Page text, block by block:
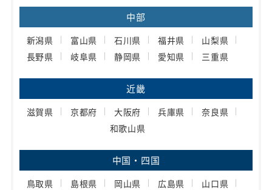
中部
新潟県 富山県 石川県 福井県
山梨県
長野県
岐阜県 静岡県 愛知県 三重県
近畿
滋賀県 京都府 大阪府 兵庫県
奈良県
和歌山県
中国・四国
鳥取県 島根県 岡山県 広島県
山口県